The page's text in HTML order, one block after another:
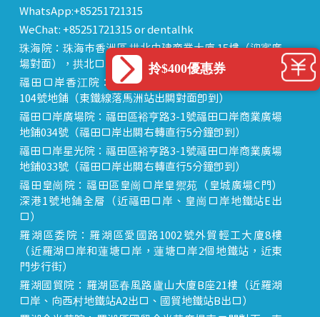
WhatsApp:+85251721315
WeChat: +85251721315 or dentalhk
珠海院：珠海市香洲區 拱北中建商業大廈 15樓（迎賓廣
場對面），拱北口岸步行8分鐘直達
福田口岸香江院：福田區福田口岸正對面，海悅華城
104號地鋪（東鐵線落馬洲站出關對面即到）
福田口岸廣場院：福田區裕亨路3-1號福田口岸商業廣場
地鋪034號（福田口岸出關右轉直行5分鐘即到）
福田口岸星光院：福田區裕亨路3-1號福田口岸商業廣場
地鋪033號（福田口岸出關右轉直行5分鐘即到）
福田皇崗院：福田區皇崗口岸皇禦苑（皇城廣場C門）
深港1號地鋪全層（近福田口岸、皇崗口岸地鐵站E出
口）
羅湖區委院：羅湖區愛國路1002號外貿輕工大廈8樓
（近羅湖口岸和蓮塘口岸，蓮塘口岸2個地鐵站，近東
門步行街）
羅湖國貿院：羅湖區春風路廬山大廈B座21樓（近羅湖
口岸、向西村地鐵站A2出口、國貿地鐵站B出口）
拎$400優惠券